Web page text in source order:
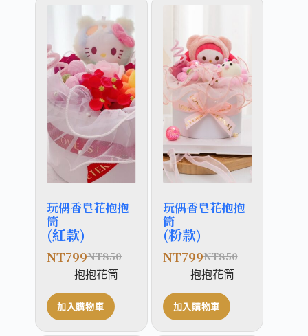
玩偶香皂花抱抱
筒
(紅款)
NT850
NT799
抱抱花筒
加入購物車
玩偶香皂花抱抱
筒
(粉款)
NT850
NT799
抱抱花筒
加入購物車